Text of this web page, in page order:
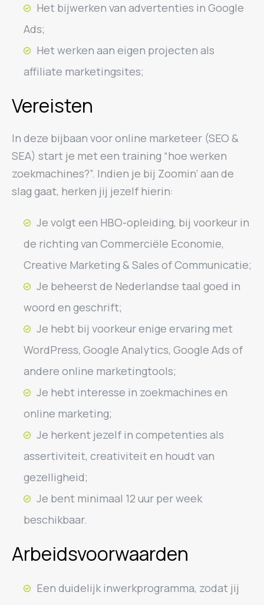
Het bijwerken van advertenties in Google
Ads;
Het werken aan eigen projecten als
affiliate marketingsites;
Vereisten
In deze bijbaan voor online marketeer (SEO &
SEA) start je met een training “hoe werken
zoekmachines?”. Indien je bij Zoomin’ aan de
slag gaat, herken jij jezelf hierin:
Je volgt een HBO-opleiding, bij voorkeur in
de richting van Commerciële Economie,
Creative Marketing & Sales of Communicatie;
Je beheerst de Nederlandse taal goed in
woord en geschrift;
Je hebt bij voorkeur enige ervaring met
WordPress, Google Analytics, Google Ads of
andere online marketingtools;
Je hebt interesse in zoekmachines en
online marketing;
Je herkent jezelf in competenties als
assertiviteit, creativiteit en houdt van
gezelligheid;
Je bent minimaal 12 uur per week
beschikbaar.
Arbeidsvoorwaarden
Een duidelijk inwerkprogramma, zodat jij